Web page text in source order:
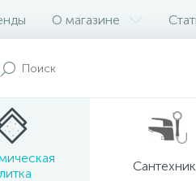
О магазине